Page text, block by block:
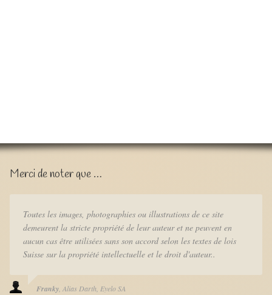
Merci de noter que …
Toutes les images, photographies ou illustrations de ce site
demeurent la stricte propriété de leur auteur et ne peuvent en
aucun cas être utilisées sans son accord selon les textes de lois
Suisse sur la propriété intellectuelle et le droit d'auteur..
Franky Alias Darth Eyelo SA